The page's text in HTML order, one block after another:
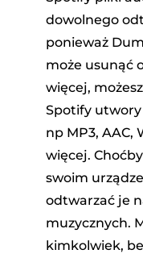
dowolnego
ponieważ
może usunąć
więcej,
Spotify
np MP3, AAC,
więcej. Choćby
swoim
odtwarzać je
muzycznych.
kimkolwiek,